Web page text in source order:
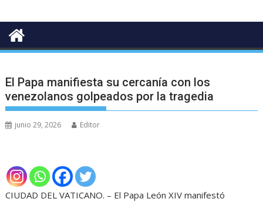
El Papa manifiesta su cercanía con los
venezolanos golpeados por la tragedia
junio 29, 2026 Editor
CIUDAD DEL VATICANO. – El Papa León XIV manifestó